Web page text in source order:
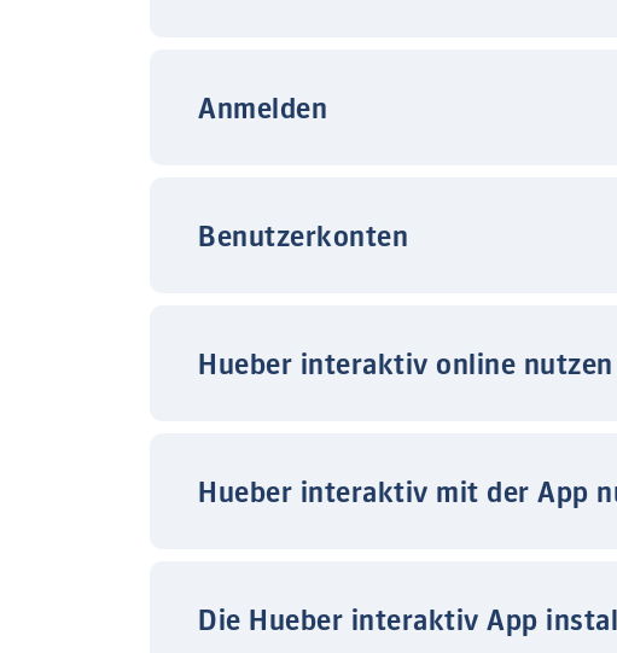
Anmelden
Benutzerkonten
Hueber interaktiv online nutzen
Hueber interaktiv mit der App
Die Hueber interaktiv App